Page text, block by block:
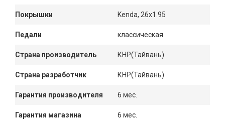
Покрышки Kenda, 26x1.95
Педали классическая
Страна производитель КНР(Тайвань)
Страна разработчик КНР(Тайвань)
Гарантия производителя 6 мес.
Гарантия магазина 6 мес.